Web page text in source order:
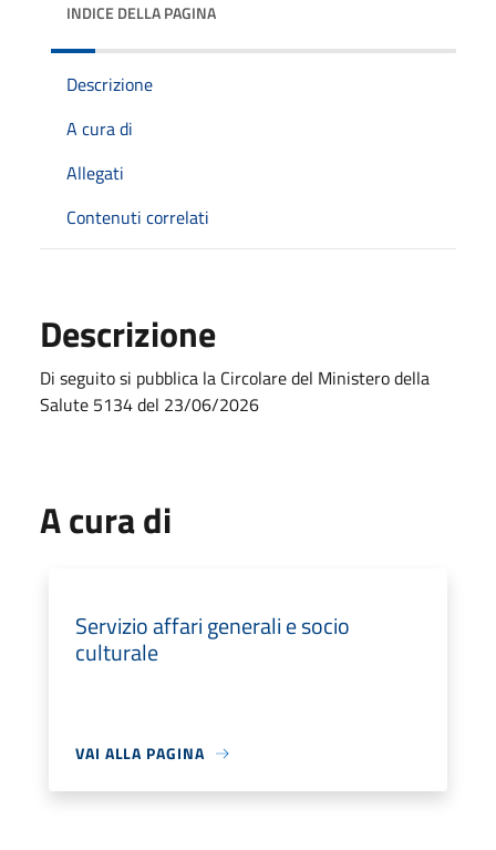
INDICE DELLA PAGINA
Descrizione
A cura di
Allegati
Contenuti correlati
Descrizione
Di seguito si pubblica la Circolare del Ministero della
Salute 5134 del 23/06/2026
A cura di
Servizio affari generali e socio
culturale
VAI ALLA PAGINA